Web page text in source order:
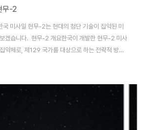
무-2
미사일 현무-2는 현대의 첨단 기술이 집약된 미
겠습니다. 현무-2 개요한국이 개발한 현무-2 미사
약체로, 제129 국가를 대상으로 하는 전략적 방어
다.이 미사일은 자신의 이름에서 알 수 있듯이, 고대
니다.전술 미사일인 현무-2는 사거리 300km에서
전이 존재하며, 각각의 모델은 다른 군사적 요구를
습니다. 현무-2의 개발은 한국이 자주국방력 강화에
작되었습니다.특히 북한의 군사적 위협이 커지고 있